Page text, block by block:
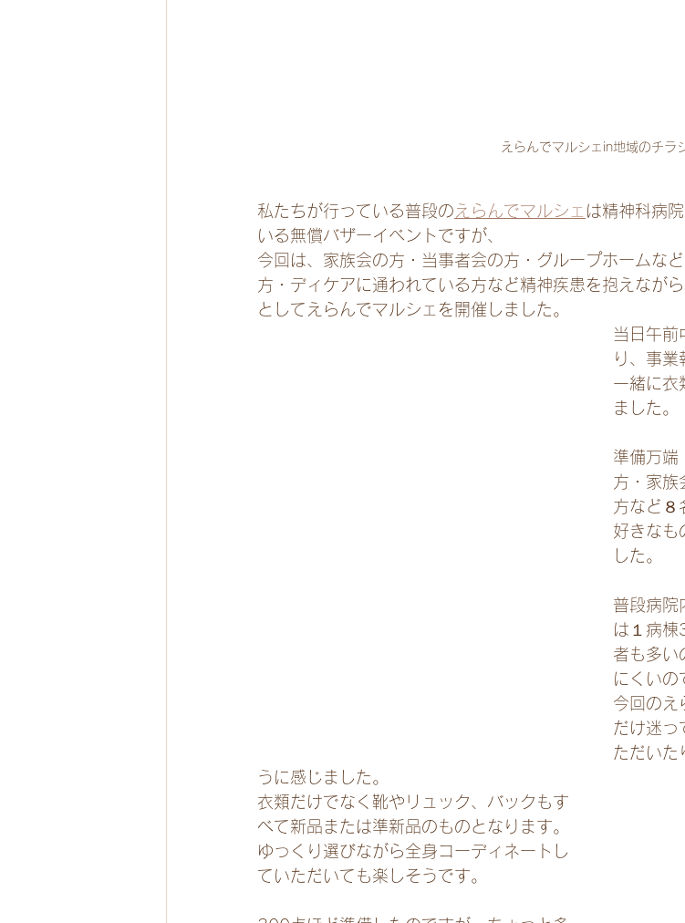
えらんでマルシェin地域のチラ
私たちが行っている普段の えらんでマルシェ は精神科病
いる無償バザーイベントですが、
今回は、家族会の方・当事者会の方・グループホームな
方・ディケアに通われている方など精神疾患を抱えなが
としてえらんでマルシェを開催しました。
当日午前
り、事業
一緒に衣
ました。
準備万端
方・家族
方など８
好きなも
した。
普段病院
は１病棟
者も多い
にくいの
今回のえ
だけ迷っ
ただいた
うに感じました。
衣類だけでなく靴やリュック、バックもす
べて新品または準新品のものとなります。
ゆっくり選びながら全身コーディネートし
ていただいても楽しそうです。